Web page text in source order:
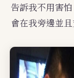
告訴我不用害
會在我旁邊並且